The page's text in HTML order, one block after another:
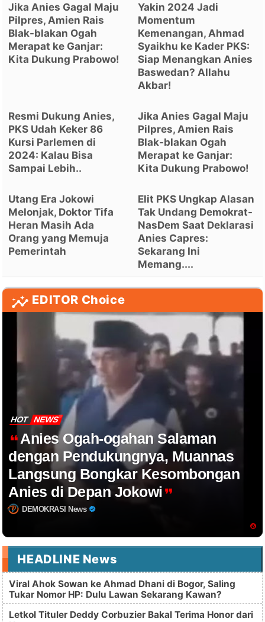
Jika Anies Gagal Maju
Pilpres, Amien Rais
Blak-blakan Ogah
Merapat ke Ganjar:
Kita Dukung Prabowo!
Yakin 2024 Jadi
Momentum
Kemenangan, Ahmad
Syaikhu ke Kader PKS:
Siap Menangkan Anies
Baswedan? Allahu
Akbar!
Resmi Dukung Anies,
PKS Udah Keker 86
Kursi Parlemen di
2024: Kalau Bisa
Sampai Lebih..
Jika Anies Gagal Maju
Pilpres, Amien Rais
Blak-blakan Ogah
Merapat ke Ganjar:
Kita Dukung Prabowo!
Utang Era Jokowi
Melonjak, Doktor Tifa
Heran Masih Ada
Orang yang Memuja
Pemerintah
Elit PKS Ungkap Alasan
Tak Undang Demokrat-
NasDem Saat Deklarasi
Anies Capres:
Sekarang Ini
Memang....
EDITOR Choice
HOT NEWS
Anies Ogah-ogahan Salaman
dengan Pendukungnya, Muannas
Langsung Bongkar Kesombongan
Anies di Depan Jokowi
DEMOKRASI News
HEADLINE News
Viral Ahok Sowan ke Ahmad Dhani di Bogor, Saling
Tukar Nomor HP: Dulu Lawan Sekarang Kawan?
Letkol Tituler Deddy Corbuzier Bakal Terima Honor dari